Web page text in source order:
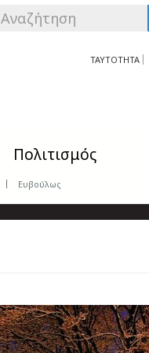
SEARCH
ΤΑΥΤΟΤΗΤΑ
Πολιτισμός
Ευβούλως